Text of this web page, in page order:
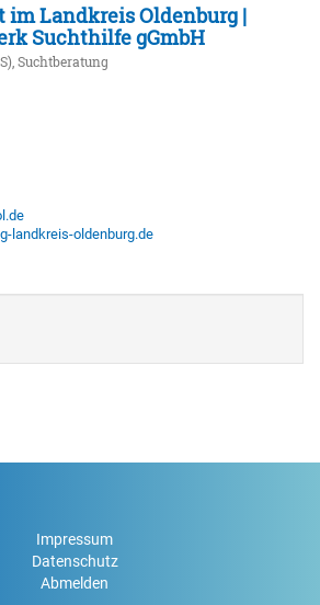
im Landkreis Oldenburg |
Suchthilfe gGmbH
Suchtberatung
landkreis-oldenburg.de
Impressum
Datenschutz
Abmelden